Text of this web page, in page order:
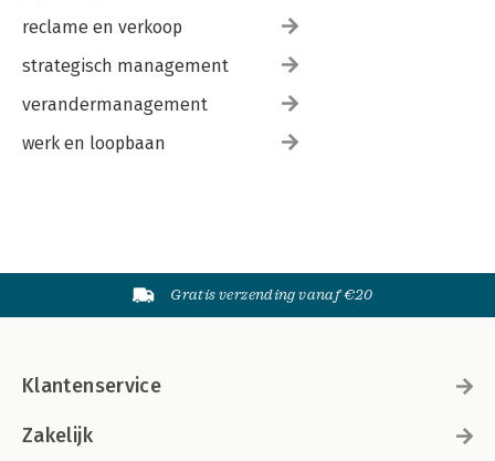
reclame en verkoop
strategisch management
verandermanagement
werk en loopbaan
Gratis verzending vanaf €20
Klantenservice
Zakelijk